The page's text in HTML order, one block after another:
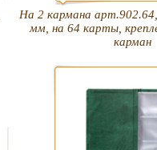
На 2 кармана
мм, на 64 карты,
карман